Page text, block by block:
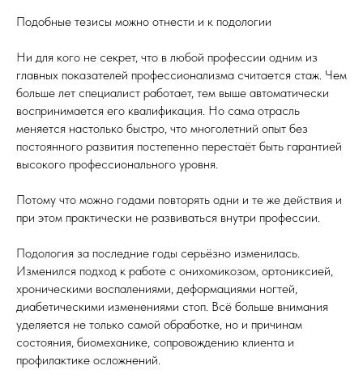
Подобные тезисы можно отнести и к подологии
Ни для кого не секрет, что в любой профессии одним из
главных показателей профессионализма считается стаж. Чем
больше лет специалист работает, тем выше автоматически
воспринимается его квалификация. Но сама отрасль
меняется настолько быстро, что многолетний опыт без
постоянного развития постепенно перестаёт быть гарантией
высокого профессионального уровня.
Потому что можно годами повторять одни и те же действия и
при этом практически не развиваться внутри профессии.
Подология за последние годы серьёзно изменилась.
Изменился подход к работе с онихомикозом, ортониксией,
хроническими воспалениями, деформациями ногтей,
диабетическими изменениями стоп. Всё больше внимания
уделяется не только самой обработке, но и причинам
состояния, биомеханике, сопровождению клиента и
профилактике осложнений.